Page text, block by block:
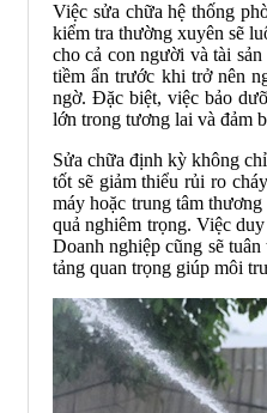
Việc sửa chữa hệ thống
kiểm tra thường xuyên sẽ
cho cả con người và tài
tiềm ẩn trước khi trở nên
ngờ. Đặc biệt, việc bảo
lớn trong tương lai và đảm
Sửa chữa định kỳ không
tốt sẽ giảm thiểu rủi ro
máy hoặc trung tâm
quả nghiêm trọng. Việc
Doanh nghiệp cũng sẽ
tảng quan trọng giúp môi